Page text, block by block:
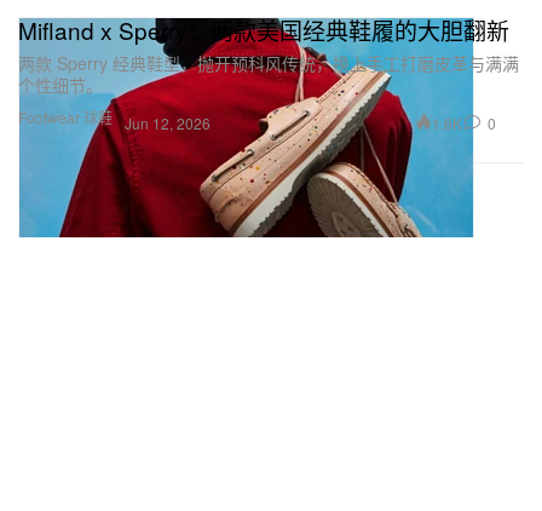
Footwear 球鞋
Mifland x Sperry：两款美国经典鞋履的大胆翻新
两款 Sperry 经典鞋型，抛开预科风传统，换上手工打磨皮革与满满
个性细节。
Jun 12, 2026 1.6K 0